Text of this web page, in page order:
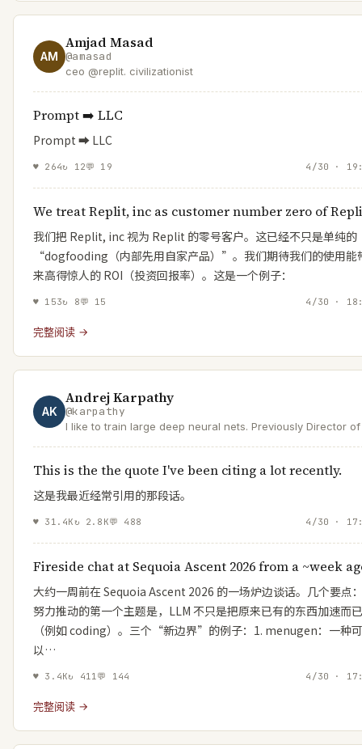
AM
Amjad Masad
@amasad
ceo @replit. civilizationist
Prompt ➡️ LLC
Prompt ➡️ LLC
♥ 264↻ 12💬 19 4/30 ·
We treat Replit, inc as customer number zero of
我们把 Replit, inc 视为 Replit 的零号客户。这已经不只是单纯的
“dogfooding（内部先用自家产品）”。我们期待我们的使用能
来高得惊人的 ROI（投资回报率）。这是一个例子：
♥ 153↻ 8💬 15 4/30 ·
完整阅读 →
AK
Andrej Karpathy
@karpathy
I like to train large deep neural nets. Previously Director of
This is the the quote I've been citing a lot recently.
这是我最近经常引用的那段话。
♥ 31.4K↻ 2.8K💬 488 4/30 ·
Fireside chat at Sequoia Ascent 2026 from a ~week
大约一周前在 Sequoia Ascent 2026 的一场炉边谈话。几个要点
努力推动的第一个主题是，LLM 不只是把原来已有的东西加速而已
（例如 coding）。三个“新边界”的例子：1. menugen：一种可
以…
♥ 3.4K↻ 411💬 144 4/30 ·
完整阅读 →